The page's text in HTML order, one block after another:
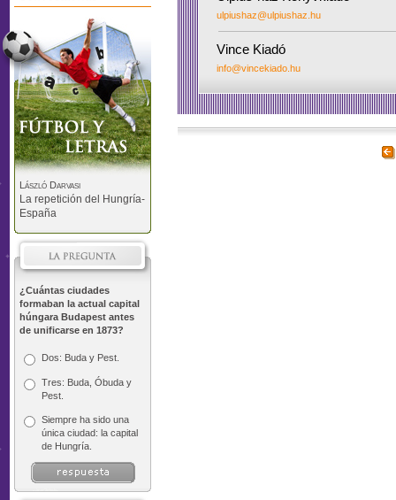
László Darvasi
La repetición del Hungría-
España
¿Cuántas ciudades
formaban la actual capital
húngara Budapest antes
de unificarse en 1873?
Dos: Buda y Pest.
Tres: Buda, Óbuda y
Pest.
Siempre ha sido una
única ciudad: la capital
de Hungría.
ulpiushaz@ulpiushaz.hu
Vince Kiadó
info@vincekiado.hu